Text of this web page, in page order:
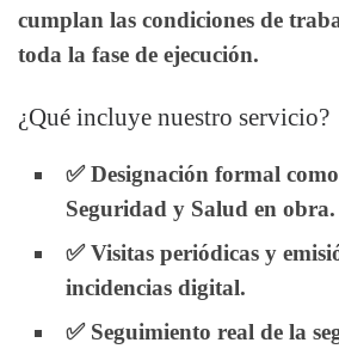
cumplan las condiciones de
toda la fase de ejecución.
¿Qué incluye nuestro servicio?
✅ Designación formal
Seguridad y Salud en obra.
✅ Visitas periódicas y
incidencias digital.
✅ Seguimiento real de la